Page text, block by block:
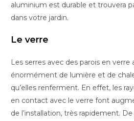
aluminium est durable et trouvera
dans votre jardin.
Le verre
Les serres avec des parois en
énormément de lumière et de
qu’elles renferment. En effet, les
en contact avec le verre font
de l’installation, très rapidement.